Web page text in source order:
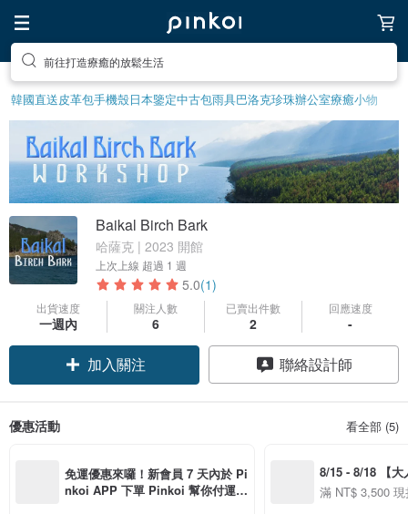
前往打造療癒的放鬆生活
韓國直送皮革包手機殼日本鑒定中古包雨具巴洛克珍珠辦公室療癒小物
Baikal Birch Bark
哈薩克 | 2023 開館
上次上線 超過 1 週
5.0(1)
出貨速度
一週內
關注人數
6
已賣出件數
2
回應速度
-
加入關注 聯絡設計師
優惠活動 看全部 (5)
免運優惠來囉！新會員 7 天內於 Pi
nkoi APP 下單 Pinkoi 幫你付運
8/15 - 8/18 【大
季】滿
50
滿 NT$ 3,500